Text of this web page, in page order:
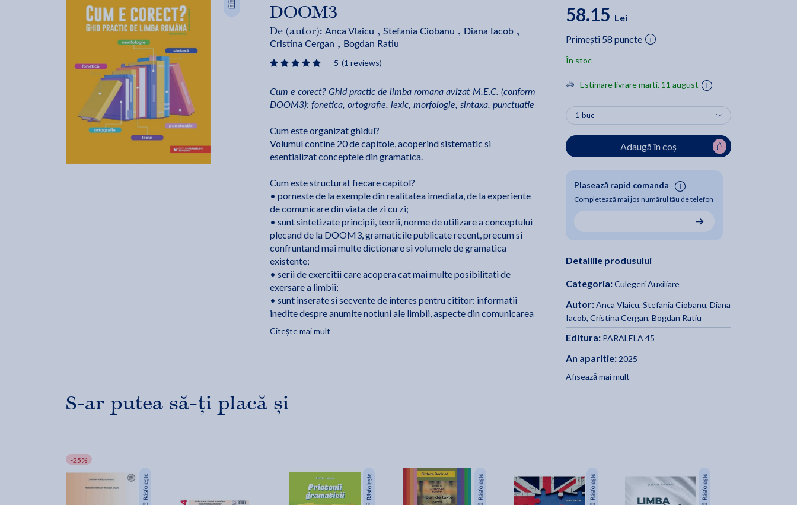
DOOM3
De (autor): Anca Vlaicu , Stefania Ciobanu , Diana Iacob,
Cristina Cergan , Bogdan Ratiu
5 (1 reviews)
Cum e corect? Ghid practic de limba romana avizat M.E.C. (conform
DOOM3): fonetica, ortografie, lexic, morfologie, sintaxa, punctuatie
Cum este organizat ghidul?
Volumul contine 20 de capitole, acoperind sistematic si
esentializat conceptele din gramatica.
Cum este structurat fiecare capitol?
• porneste de la exemple din realitatea imediata, de la experiente
de comunicare din viata de zi cu zi;
• sunt sintetizate principii, teorii, norme de utilizare a conceptului
plecand de la DOOM3, gramaticile publicate recent, precum si
confruntand mai multe dictionare si volumele de gramatica
existente;
• serii de exercitii care acopera cat mai multe posibilitati de
exersare a limbii;
• sunt inserate si secvente de interes pentru cititor: informatii
inedite despre anumite notiuni ale limbii, aspecte din comunicarea
in mediu digital si greseli frecvente de semantica sau exemple de
calc lingvistic;
Cui se adreseaza acest ghid?
• elevilor de gimnaziu (clasele V-VIII) din clase cu predare in limba
• elevilor de liceu din clase cu predare in limba romana, in limba
maghiara sau in alte limbi ale minoritatilor nationale; celor ce se
pregatesc pentru admiterea la Facultatea de Drept, la Academia
Citește mai mult
58.15 Lei
Primești 58 puncte
În stoc
Estimare livrare marti, 11 august
Adaugă în coș
Plasează rapid comanda
Completează mai jos numărul tău de telefon
Detaliile produsului
Categoria:Culegeri Auxiliare
Autor:Anca Vlaicu, Stefania Ciobanu, Diana
Iacob, Cristina Cergan, Bogdan Ratiu
Editura:PARALELA 45
An aparitie:2025
Afisează mai mult
S-ar putea să-ți placă și
-25%